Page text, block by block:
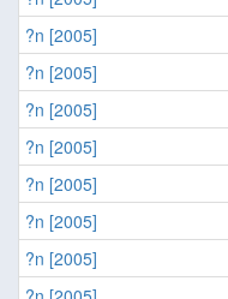
?n [2005]
?n [2005]
?n [2005]
?n [2005]
?n [2005]
?n [2005]
?n [2005]